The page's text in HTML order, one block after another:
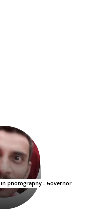
photography - Governor